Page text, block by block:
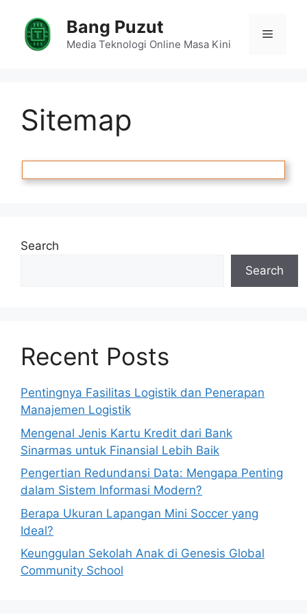
content
Bang Puzut
Media Teknologi Online Masa Kini
Menu
Sitemap
Search
Search
Recent Posts
Pentingnya Fasilitas Logistik dan Penerapan
Manajemen Logistik
Mengenal Jenis Kartu Kredit dari Bank
Sinarmas untuk Finansial Lebih Baik
Pengertian Redundansi Data: Mengapa Penting
dalam Sistem Informasi Modern?
Berapa Ukuran Lapangan Mini Soccer yang
Ideal?
Keunggulan Sekolah Anak di Genesis Global
Community School